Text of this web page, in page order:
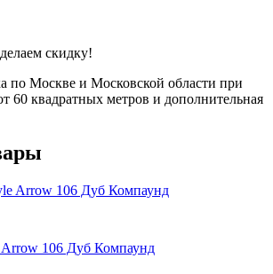
скидку!
по Москве и Московской области при
60 квадратных метров и дополнительная
106 Дуб Компаунд